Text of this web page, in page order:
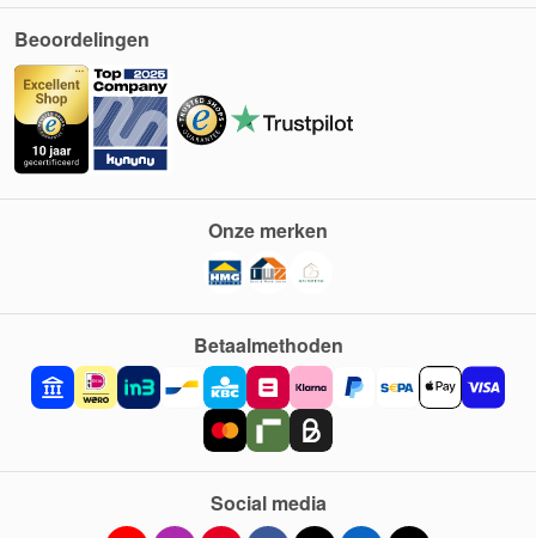
Beoordelingen
Betaalmethoden
Onze merken
Social media